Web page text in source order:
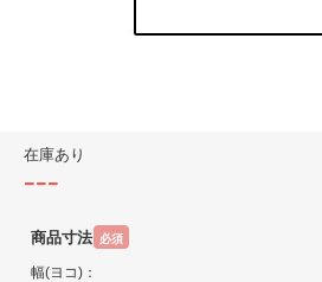
在庫あり
---
商品寸法 必須
幅(ヨコ)：